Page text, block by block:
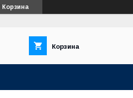
Корзина
Корзина